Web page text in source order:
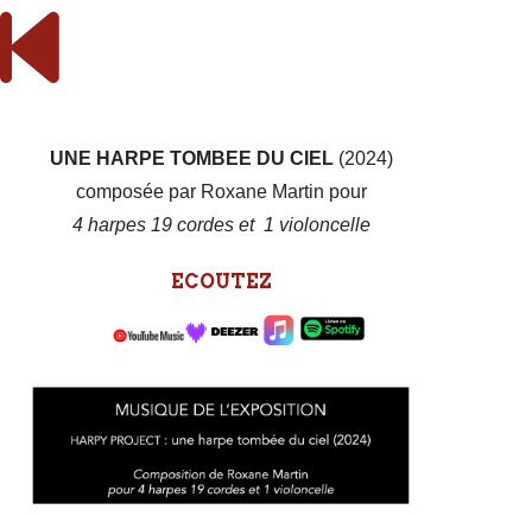
UNE HARPE TOMBEE DU CIEL (2024)
composée par Roxane Martin pour
4 harpes 19 cordes et 1 violoncelle
ECOUTEZ